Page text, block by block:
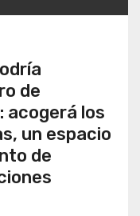
de
acogerá los
un espacio
de